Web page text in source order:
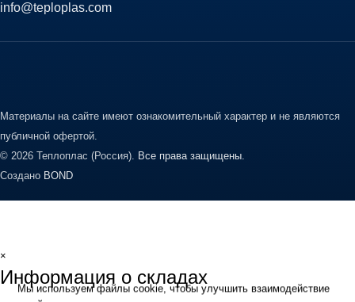
info@teploplas.com
Материалы на сайте имеют ознакомительный характер и не являются
публичной офертой.
© 2026 Теплоплас (Россия). Все права защищены.
Создано BOND
Мы используем файлы cookie, чтобы улучшить взаимодействие
×
Информация о складах